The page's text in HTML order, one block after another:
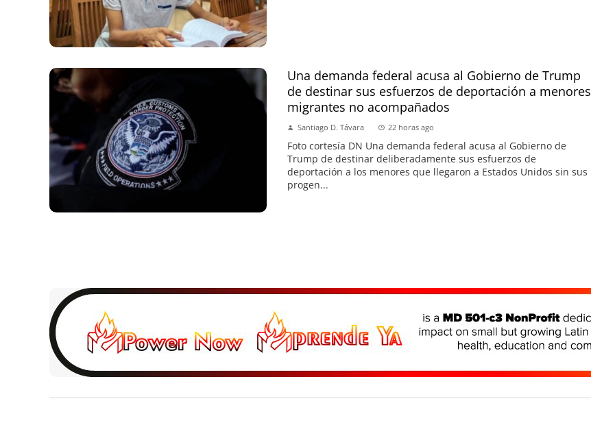
Una demanda federal acusa al Gobierno de Trump
de destinar sus esfuerzos de deportación a menores
migrantes no acompañados
Santiago D. Távara 22 horas ago
Foto cortesía DN Una demanda federal acusa al Gobierno de
Trump de destinar deliberadamente sus esfuerzos de
deportación a los menores que llegaron a Estados Unidos sin sus
progen...